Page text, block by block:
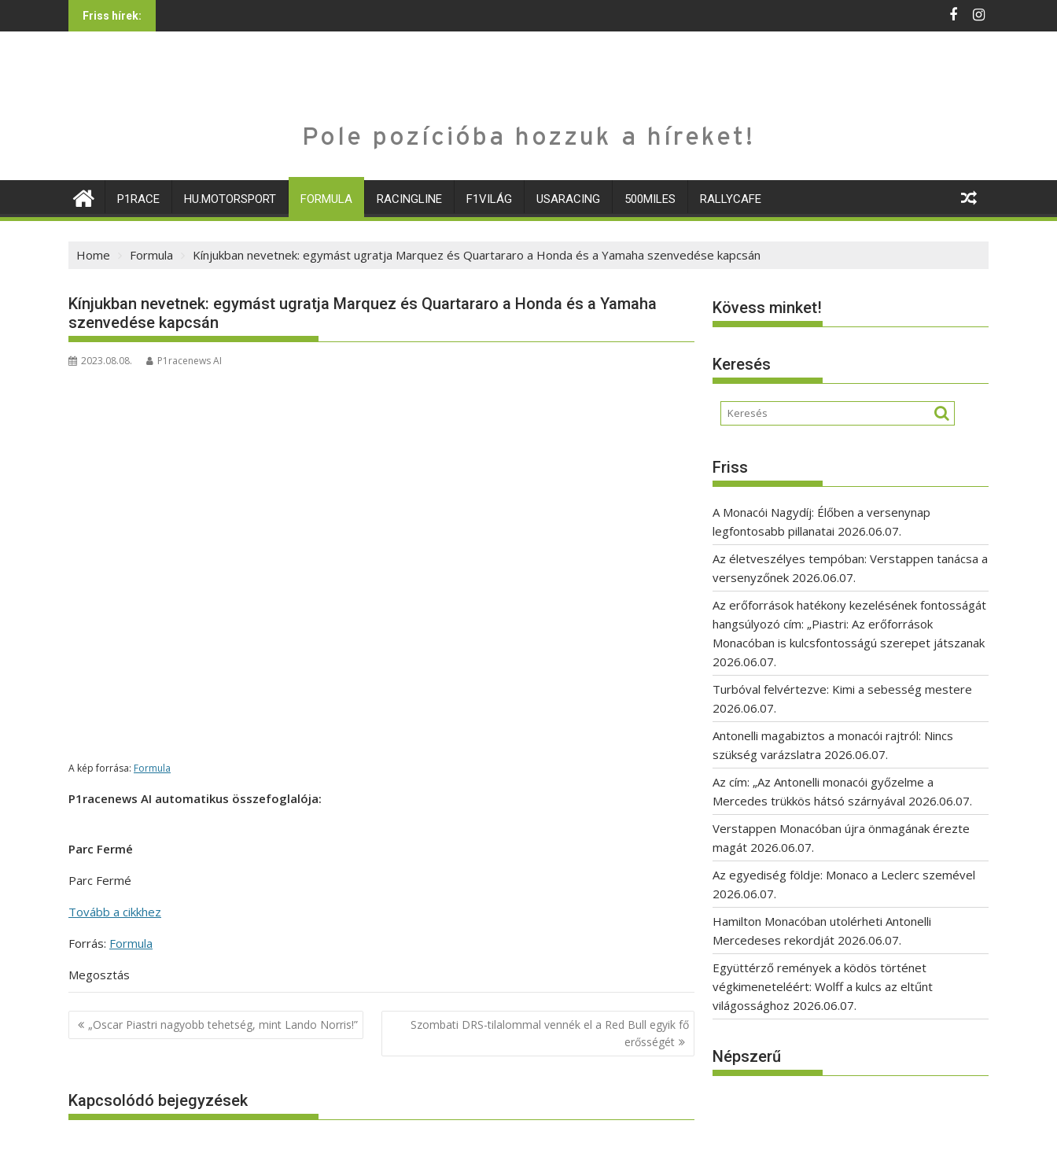
to
Friss hírek:
Pole pozícióba hozzuk a híreket!
P1RACE HU.MOTORSPORT FORMULA RACINGLINE F1VILÁG USARACING 500MILES RALLYCAFE
Home Formula Kínjukban nevetnek: egymást ugratja Marquez és Quartararo a Honda és a Yamaha szenvedése kapcsán
Kínjukban nevetnek: egymást ugratja Marquez és Quartararo a Honda és a Yamaha
szenvedése kapcsán
2023.08.08. P1racenews AI
A kép forrása: Formula
P1racenews AI automatikus összefoglalója:
Parc Fermé
Parc Fermé
Tovább a cikkhez
Forrás: Formula
Megosztás
Bejegyzés
navigáció
„Oscar Piastri nagyobb tehetség, mint Lando Norris!”
Szombati DRS-tilalommal vennék el a Red Bull egyik fő
erősségét
Kapcsolódó bejegyzések
Kövess minket!
Keresés
Friss
A Monacói Nagydíj: Élőben a versenynap
legfontosabb pillanatai 2026.06.07.
Az életveszélyes tempóban: Verstappen tanácsa a
versenyzőnek 2026.06.07.
Az erőforrások hatékony kezelésének fontosságát
hangsúlyozó cím: „Piastri: Az erőforrások
Monacóban is kulcsfontosságú szerepet játszanak
2026.06.07.
Turbóval felvértezve: Kimi a sebesség mestere
2026.06.07.
Antonelli magabiztos a monacói rajtról: Nincs
szükség varázslatra 2026.06.07.
Az cím: „Az Antonelli monacói győzelme a
Mercedes trükkös hátsó szárnyával 2026.06.07.
Verstappen Monacóban újra önmagának érezte
magát 2026.06.07.
Az egyediség földje: Monaco a Leclerc szemével
2026.06.07.
Hamilton Monacóban utolérheti Antonelli
Mercedeses rekordját 2026.06.07.
Együttérző remények a ködös történet
végkimeneteléért: Wolff a kulcs az eltűnt
világossághoz 2026.06.07.
Népszerű